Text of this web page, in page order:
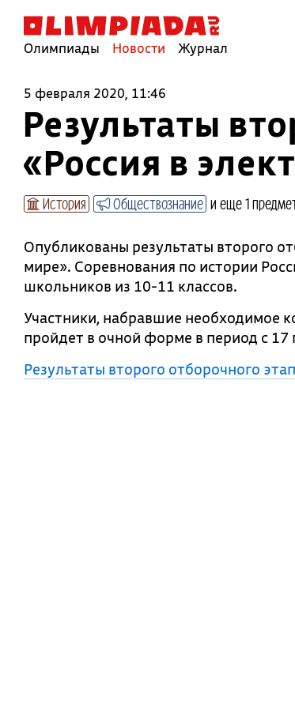
Олимпиады Новости Журнал
5 февраля 2020, 11:46
Результаты
«Россия в
История Обществознание и еще 1
Опубликованы результаты второго
мире». Соревнования по истории
школьников из 10-11 классов.
Участники, набравшие необходимое
пройдет в очной форме в период с 17
Результаты второго отборочного